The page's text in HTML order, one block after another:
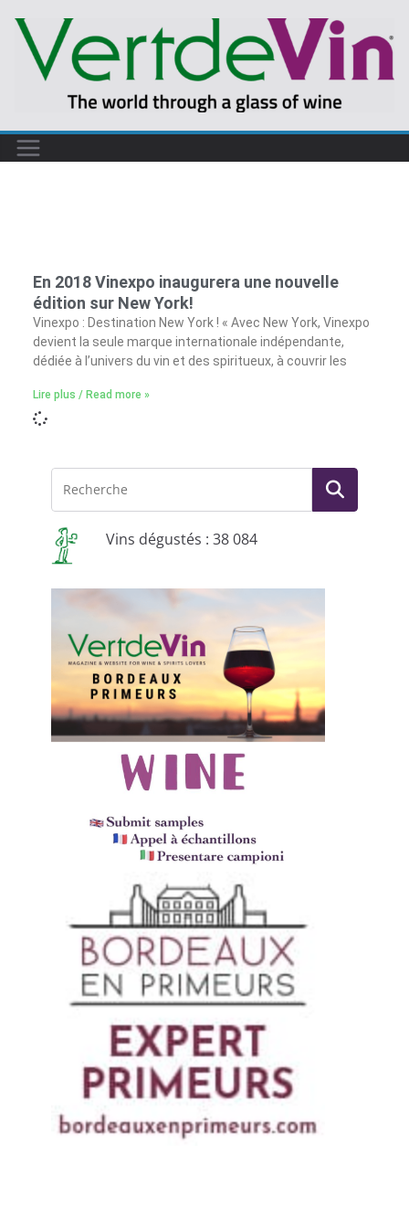
En 2018 Vinexpo inaugurera une nouvelle
édition sur New York!
Vinexpo : Destination New York ! « Avec New York, Vinexpo
devient la seule marque internationale indépendante,
dédiée à l’univers du vin et des spiritueux, à couvrir les
Lire plus / Read more »
Vins dégustés : 38 084